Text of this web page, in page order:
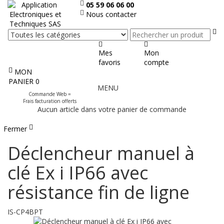
05 59 06 06 00
Nous contacter
Mes
favoris
Mon
compte
MON
PANIER 0
Commande Web =
Frais facturation offerts
le
MENU
Aucun article dans votre panier de commande
Fermer
Déclencheur manuel à
clé Ex i IP66 avec
résistance fin de ligne
IS-CP4BPT